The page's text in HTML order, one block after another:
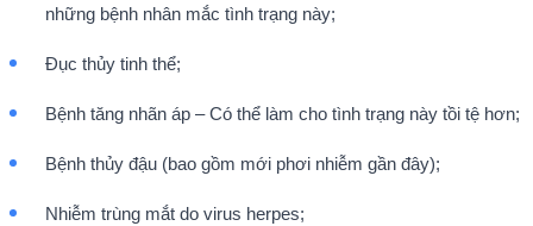
những bệnh nhân mắc tình trạng này;
Đục thủy tinh thể;
Bệnh tăng nhãn áp – Có thể làm cho tình trạng này tồi tệ hơn;
Bệnh thủy đậu (bao gồm mới phơi nhiễm gần đây);
Nhiễm trùng mắt do virus herpes;